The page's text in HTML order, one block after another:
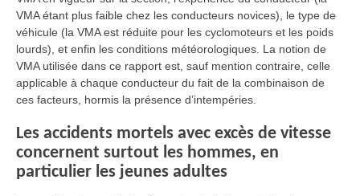
VMA étant plus faible chez les conducteurs novices), le type de
véhicule (la VMA est réduite pour les cyclomoteurs et les poids
lourds), et enfin les conditions météorologiques. La notion de
VMA utilisée dans ce rapport est, sauf mention contraire, celle
applicable à chaque conducteur du fait de la combinaison de
ces facteurs, hormis la présence d’intempéries.
Les accidents mortels avec excès de vitesse
concernent surtout les hommes, en
particulier les jeunes adultes